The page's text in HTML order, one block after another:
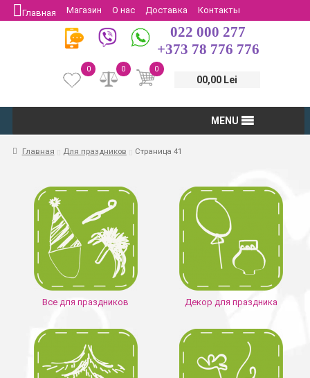
Главная Магазин О нас Доставка
Контакты
Защита потребителей
Возврат
022 000 277
+373 78 776 776
0
00,00 Lei
0
0
MENU
Главная Для праздников Страница 41
Все для праздников Декор для праздника